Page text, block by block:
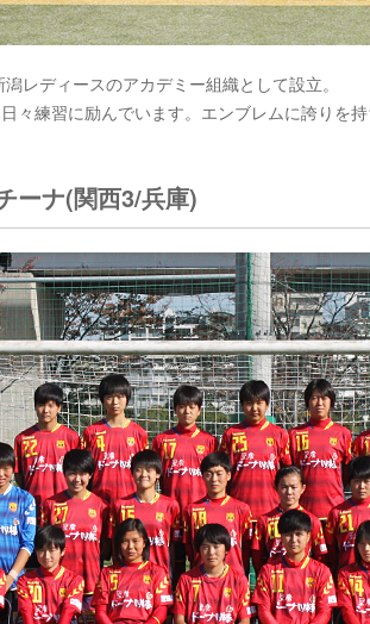
レディースのアカデミー組織として設立。
々練習に励んでいます。エンブレムに誇りを
ーナ(関西3/兵庫)